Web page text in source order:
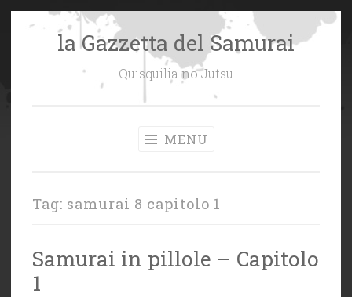
la Gazzetta del Samurai
Quisquilia no Jutsu
MENU
Tag: samurai 8 capitolo 1
Samurai in pillole – Capitolo
1